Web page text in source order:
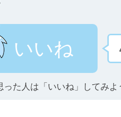
いいね
た人は「いいね」してみよ